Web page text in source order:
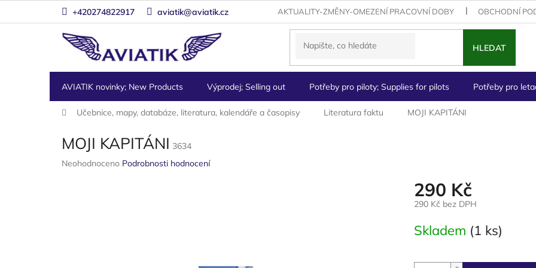
+420274822917 aviatik@aviatik.cz AKTUALITY-ZMĚNY-OMEZENÍ PRACOVNÍ DOBY OBCHODNÍ
HLEDAT
AVIATIK novinky; New Products Výprodej; Selling out Potřeby pro piloty; Supplies for pilots Potřeby pro
Učebnice, mapy, databáze, literatura, kalendáře a časopisy Literatura faktu MOJI KAPITÁNI
MOJI KAPITÁNI 3634
Průměrné
Neohodnoceno Podrobnosti hodnocení
290 Kč
290 Kč bez DPH
cena:
Skladem (1 ks)